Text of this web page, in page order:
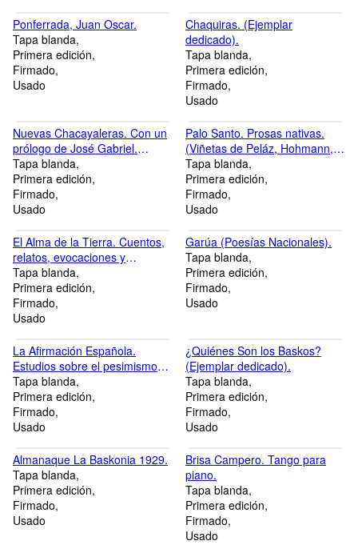
Ponferrada, Juan Oscar.
Tapa blanda
Primera edición
Firmado
Usado
Chaquiras. (Ejemplar
dedicado).
Tapa blanda
Primera edición
Firmado
Usado
Nuevas Chacayaleras. Con un
prólogo de José Gabriel.
Ejemplar dedicado)
Tapa blanda
Primera edición
Firmado
Usado
Palo Santo. Prosas nativas.
(Viñetas de Peláz, Hohmann,
Agrelo y Usandivaras).
Ilustración de Carlos P.
Ripamonte. (Ejemplar
dedicado).
Tapa blanda
Primera edición
Firmado
Usado
El Alma de la Tierra. Cuentos,
relatos, evocaciones y
descripciones de nuestros
campos. (Ejemplar dedicado).
Tapa blanda
Primera edición
Firmado
Usado
Garúa (Poesías Nacionales).
Tapa blanda
Primera edición
Firmado
Usado
La Afirmación Española.
Estudios sobre el pesimismo
español y los nuevos tiempos.
(Ejemplar dedicado).
Tapa blanda
Primera edición
Firmado
Usado
¿Quiénes Son los Baskos?
(Ejemplar dedicado).
Tapa blanda
Primera edición
Firmado
Usado
Almanaque La Baskonia 1929.
Tapa blanda
Primera edición
Firmado
Usado
Brisa Campero. Tango para
piano.
Tapa blanda
Primera edición
Firmado
Usado